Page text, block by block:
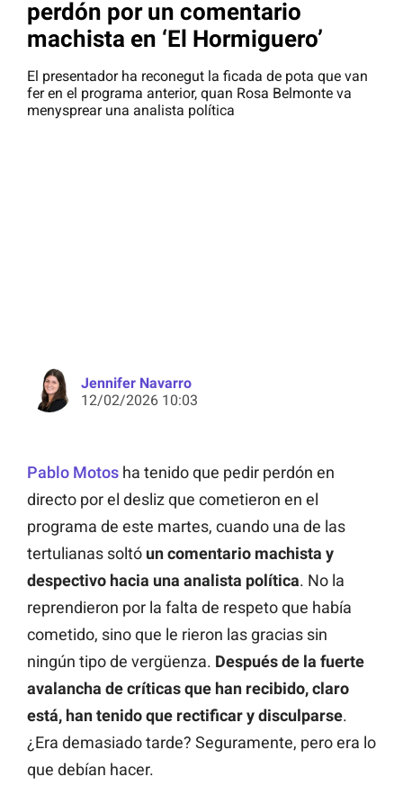
perdón por un comentario
machista en ‘El Hormiguero’
El presentador ha reconegut la ficada de pota que van
fer en el programa anterior, quan Rosa Belmonte va
menysprear una analista política
Jennifer Navarro
12/02/2026 10:03
Pablo Motos ha tenido que pedir perdón en
directo por el desliz que cometieron en el
programa de este martes, cuando una de las
tertulianas soltó un comentario machista y
despectivo hacia una analista política. No la
reprendieron por la falta de respeto que había
cometido, sino que le rieron las gracias sin
ningún tipo de vergüenza. Después de la fuerte
avalancha de críticas que han recibido, claro
está, han tenido que rectificar y disculparse.
¿Era demasiado tarde? Seguramente, pero era lo
que debían hacer.